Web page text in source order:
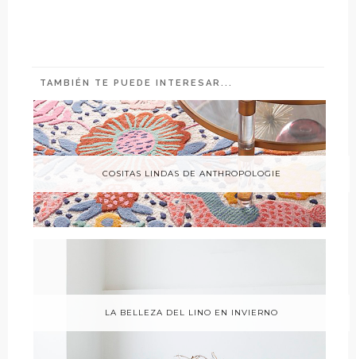
TAMBIÉN TE PUEDE INTERESAR...
COSITAS LINDAS DE ANTHROPOLOGIE
LA BELLEZA DEL LINO EN INVIERNO